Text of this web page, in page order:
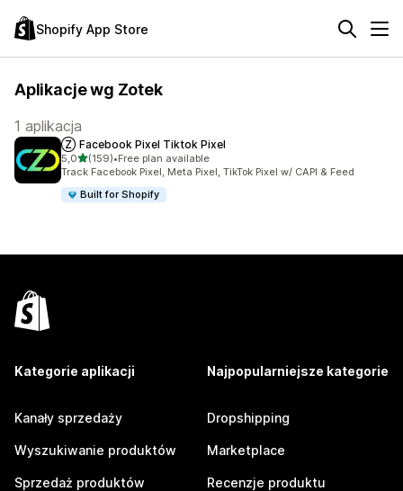
Shopify App Store
Aplikacje wg Zotek
1 aplikacja
Ⓩ Facebook Pixel Tiktok Pixel
5,0na 5 gwiazdek
(159)
Łączna liczba recenzji: 159
•Free plan available
Track Facebook Pixel, Meta Pixel, TikTok Pixel w/ CAPI & Feed
Built for Shopify
Kategorie aplikacji
Kanały sprzedaży
Wyszukiwanie produktów
Sprzedaż produktów
Najpopularniejsze kategorie
Dropshipping
Marketplace
Recenzje produktu